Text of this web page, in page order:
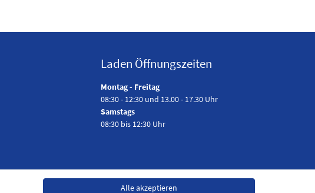
Laden Öffnungszeiten
Montag - Freitag
08:30 - 12:30 und 13.00 - 17.30 Uhr
Samstags
08:30 bis 12:30 Uhr
Alle akzeptieren